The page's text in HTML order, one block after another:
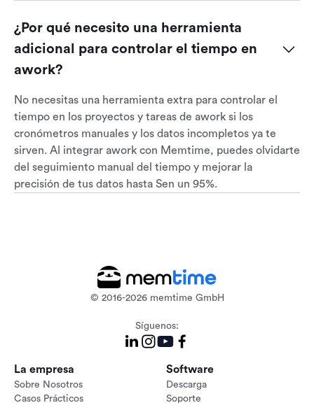
¿Por qué necesito una herramienta
adicional para controlar el tiempo en
awork?
No necesitas una herramienta extra para controlar el
tiempo en los proyectos y tareas de awork si los
cronómetros manuales y los datos incompletos ya te
sirven. Al integrar awork con Memtime, puedes olvidarte
del seguimiento manual del tiempo y mejorar la
precisión de tus datos hasta Sen un 95%.
© 2016-2026 memtime GmbH
Síguenos:
La empresa
Sobre Nosotros
Casos Prácticos
Software
Descarga
Soporte